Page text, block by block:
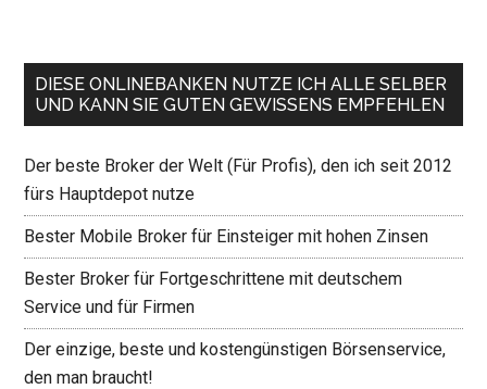
DIESE ONLINEBANKEN NUTZE ICH ALLE SELBER
UND KANN SIE GUTEN GEWISSENS EMPFEHLEN
Der beste Broker der Welt (Für Profis), den ich seit 2012
fürs Hauptdepot nutze
Bester Mobile Broker für Einsteiger mit hohen Zinsen
Bester Broker für Fortgeschrittene mit deutschem
Service und für Firmen
Der einzige, beste und kostengünstigen Börsenservice,
den man braucht!